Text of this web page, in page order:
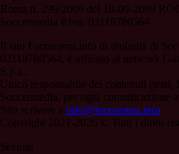
Roma n. 299/2009 del 18-09-2009
Soccermedia P.Iva: 02118780564
Il sito Forzaroma.info di titolarità di
02118780564, è affiliato al network
S.p.a..
Unico responsabile dei contenuti (testi,
Soccermedia; per ogni comunicazione
Sito scrivere a info@forzaroma.info
Copyright 2021-2026 © Tutti i diritti
Sezioni